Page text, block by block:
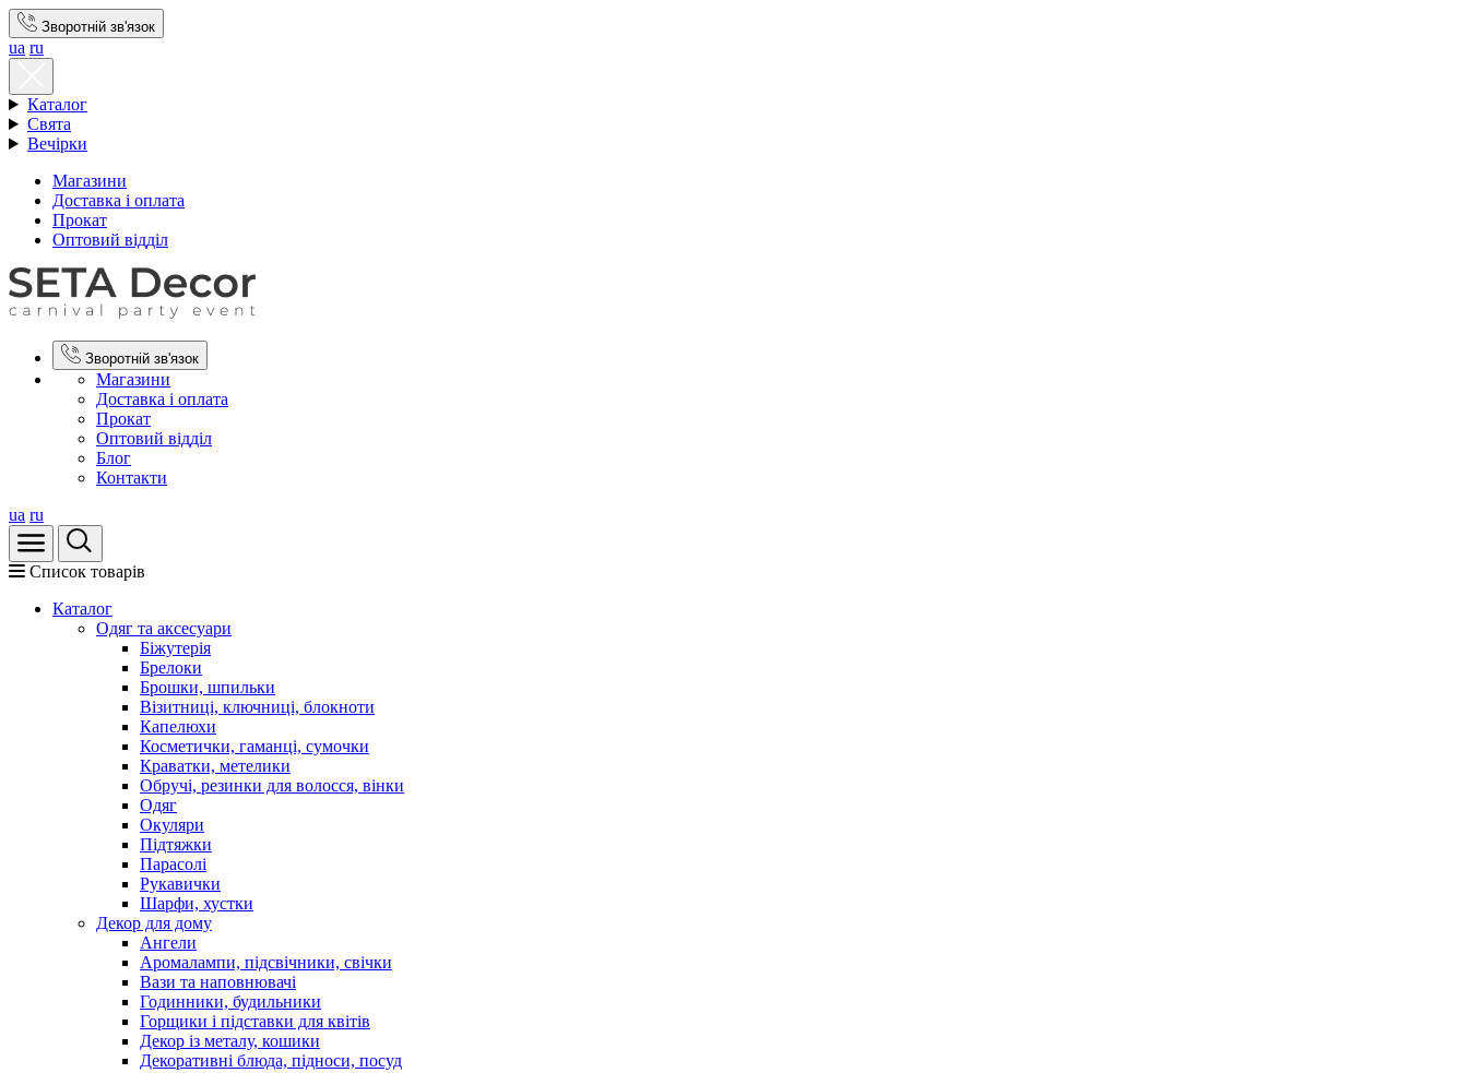
Зворотній зв'язок
ua ru
Каталог
Свята
Вечірки
Магазини
Доставка і оплата
Прокат
Оптовий відділ
Зворотній зв'язок
Магазини
Доставка і оплата
Прокат
Оптовий відділ
Блог
Контакти
ua ru
Список товарів
Каталог
Oдяг та аксесуари
Біжутерія
Брелоки
Брошки, шпильки
Візитниці, ключниці, блокноти
Капелюхи
Косметички, гаманці, сумочки
Краватки, метелики
Обручі, резинки для волосся, вінки
Одяг
Окуляри
Підтяжки
Парасолі
Рукавички
Шарфи, хустки
Декор для дому
Ангели
Аромалампи, підсвічники, свічки
Вази та наповнювачі
Годинники, будильники
Горщики і підставки для квітів
Декор із металу, кошики
Декоративні блюда, підноси, посуд